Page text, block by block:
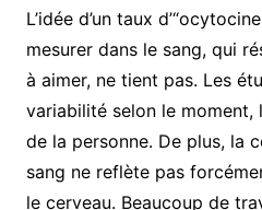
L’idée d’un taux
mesurer dans le sang, qui
à aimer, ne tient pas. Les
variabilité selon le moment,
de la personne. De plus, la
sang ne reflète pas
le cerveau. Beaucoup de